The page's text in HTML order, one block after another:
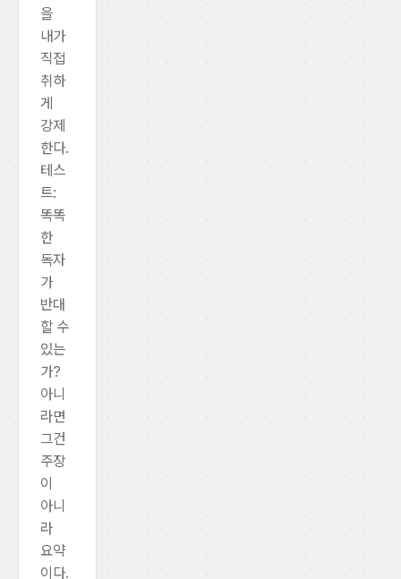
을
내가
직접
취하
게
강제
한다.
테스
트:
똑똑
한
독자
가
반대
할 수
있는
가?
아니
라면
그건
주장
이
아니
라
요약
이다.